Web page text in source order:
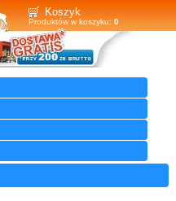
Koszyk
Produktów w koszyku: 0